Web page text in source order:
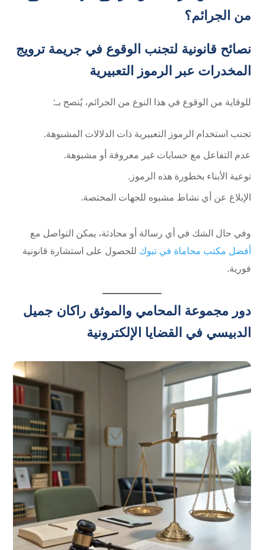
من الجرائم؟
نصائح قانونية لتجنب الوقوع في جريمة ترويج
المخدرات عبر الرموز التعبيرية
للوقاية من الوقوع في هذا النوع من الجرائم، يُنصح بـ:
تجنب استخدام الرموز التعبيرية ذات الدلالات المشبوهة.
عدم التفاعل مع حسابات غير معروفة أو مشبوهة.
توعية الأبناء بخطورة هذه الرموز.
الإبلاغ عن أي نشاط مشبوه للجهات المختصة.
وفي حال الشك في أي رسالة أو محادثة، يمكن التواصل مع
أفضل مكتب محاماة في تبوك للحصول على استشارة قانونية
فورية.
دور مجموعة المحامي والموثق راكان جميل
الدبيسي في القضايا الإلكترونية